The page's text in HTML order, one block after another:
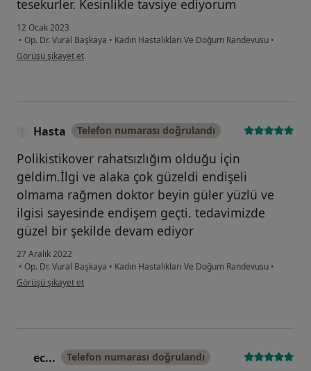
tesekurler. Kesinlikle tavsiye ediyorum
12 Ocak 2023
• Op. Dr. Vural Başkaya • Kadın Hastalıkları Ve Doğum Randevusu •
kullanıcının görüşüne göre su...
Görüşü şikayet et
Hasta Telefon numarası doğrulandı
Polikistikover rahatsızlığım olduğu için
geldim.İlgi ve alaka çok güzeldi endişeli
olmama rağmen doktor beyin güler yüzlü ve
ilgisi sayesinde endişem geçti. tedavimizde
güzel bir şekilde devam ediyor
27 Aralık 2022
• Op. Dr. Vural Başkaya • Kadın Hastalıkları Ve Doğum Randevusu •
kullanıcının görüşüne göre Hasta
Görüşü şikayet et
ec... Telefon numarası doğrulandı